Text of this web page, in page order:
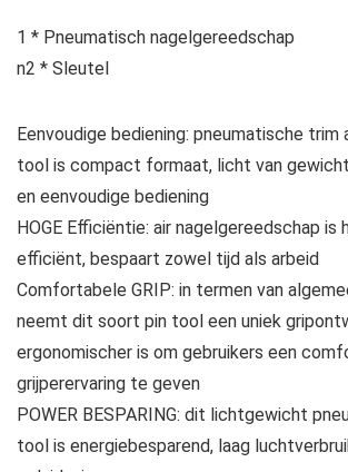
1 * Pneumatisch nagelgereedschap
n2 * Sleutel
Eenvoudige bediening: pneumatische trim
tool is compact formaat, licht van
en eenvoudige bediening
HOGE Efficiëntie: air nagelgereedschap is
efficiënt, bespaart zowel tijd als arbeid
Comfortabele GRIP: in termen van
neemt dit soort pin tool een uniek
ergonomischer is om gebruikers een
grijperervaring te geven
POWER BESPARING: dit lichtgewicht
tool is energiebesparend, laag